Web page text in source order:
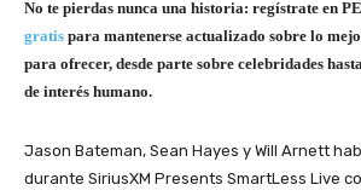
No te pierdas nunca una historia: regístrate en
gratis para mantenerse actualizado sobre lo
para ofrecer, desde parte sobre celebridades
de interés humano.
Jason Bateman, Sean Hayes y Will Arnett
durante SiriusXM Presents SmartLess Live